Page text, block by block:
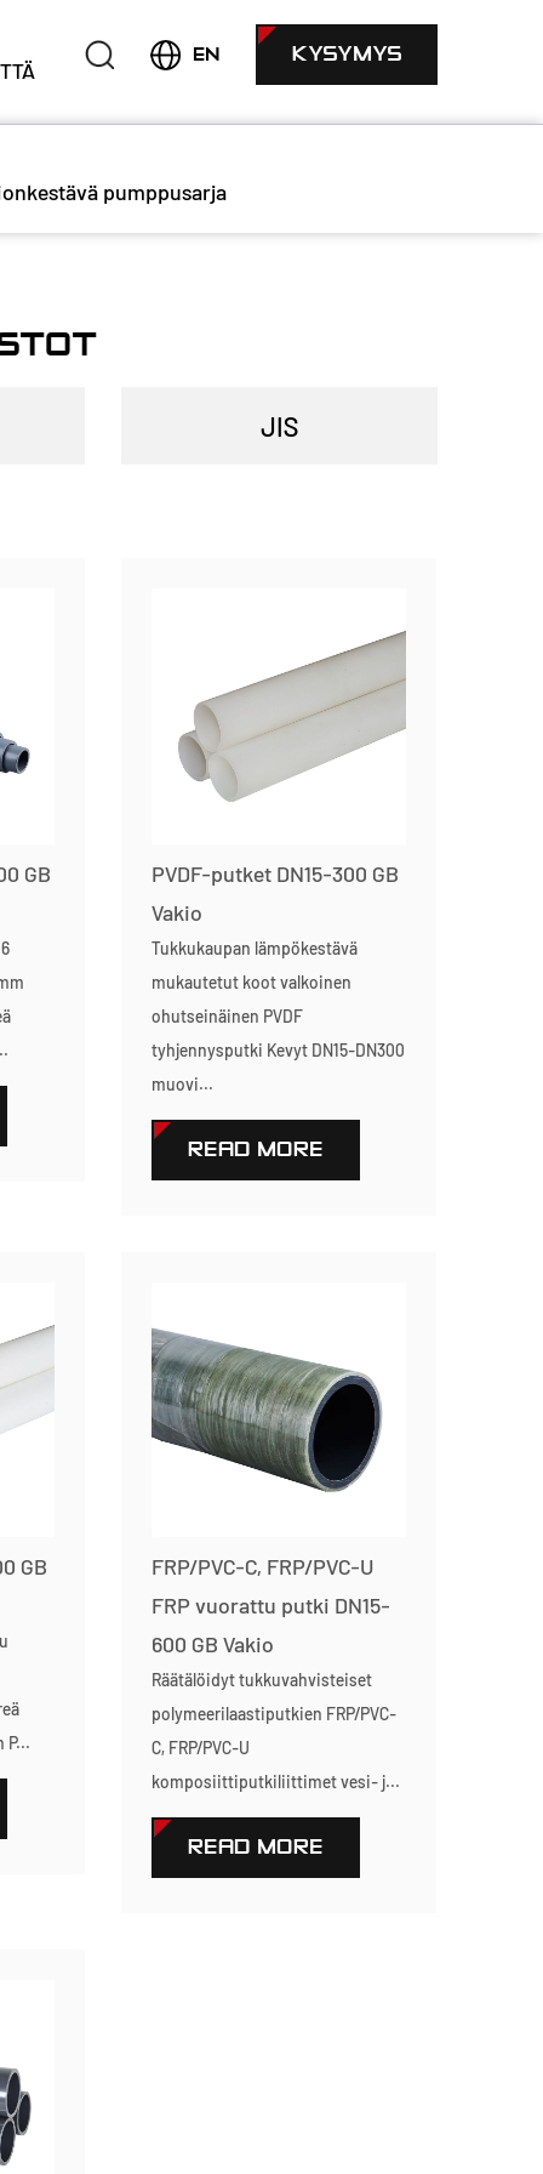
EN KYSYMYS
pumppusarja
GB
PVDF-putket DN15-300 GB
Vakio
Tukkukaupan lämpökestävä
mukautetut koot valkoinen
ohutseinäinen PVDF
tyhjennysputki Kevyt DN15-DN300
muovi...
READ MORE
GB
P...
FRP/PVC-C, FRP/PVC-U
FRP vuorattu putki DN15-
600 GB Vakio
Räätälöidyt tukkuvahvisteiset
polymeerilaastiputkien FRP/PVC-
C, FRP/PVC-U
komposiittiputkiliittimet vesi- j...
READ MORE